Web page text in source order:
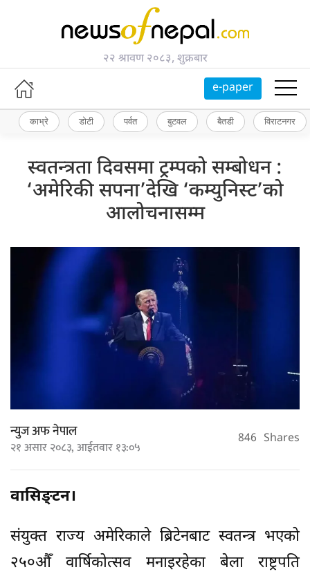
२२ श्रावण २०८३, शुक्रबार
e-paper
काभ्रे डोटी पर्वत बुटवल बैतडी विराटनगर
स्वतन्त्रता दिवसमा ट्रम्पको सम्बोधन :
‘अमेरिकी सपना’देखि ‘कम्युनिस्ट’को
आलोचनासम्म
न्युज अफ नेपाल
२१ असार २०८३, आईतवार १३:०५ 846 Shares
वासिङ्टन।
संयुक्त राज्य अमेरिकाले ब्रिटेनबाट स्वतन्त्र भएको
२५०औँ वार्षिकोत्सव मनाइरहेका बेला राष्ट्रपति